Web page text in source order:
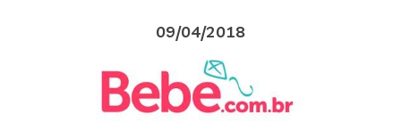
09/04/2018